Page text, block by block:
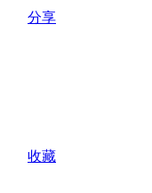
分享
收藏